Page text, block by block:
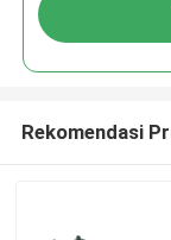
Rekomendasi